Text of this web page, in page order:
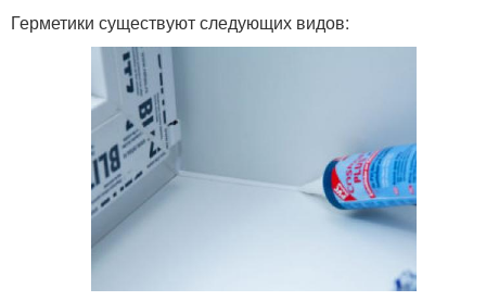
Герметики существуют следующих видов: